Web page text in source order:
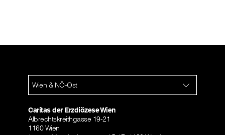
Wien & NÖ-Ost
Caritas der Erzdiözese Wien
Albrechtskreithgasse 19-21
1160 Wien